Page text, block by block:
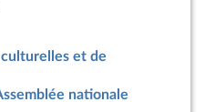
et de
nationale